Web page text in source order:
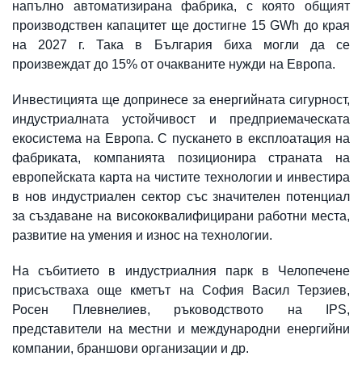
напълно автоматизирана фабрика, с която общият
производствен капацитет ще достигне 15 GWh до края
на 2027 г. Така в България биха могли да се
произвеждат до 15% от очакваните нужди на Европа.
Инвестицията ще допринесе за енергийната сигурност,
индустриалната устойчивост и предприемаческата
екосистема на Европа. С пускането в експлоатация на
фабриката, компанията позиционира страната на
европейската карта на чистите технологии и инвестира
в нов индустриален сектор със значителен потенциал
за създаване на висококвалифицирани работни места,
развитие на умения и износ на технологии.
На събитието в индустриалния парк в Челопечене
присъстваха още кметът на София Васил Терзиев,
Росен Плевнелиев, ръководството на IPS,
представители на местни и международни енергийни
компании, браншови организации и др.